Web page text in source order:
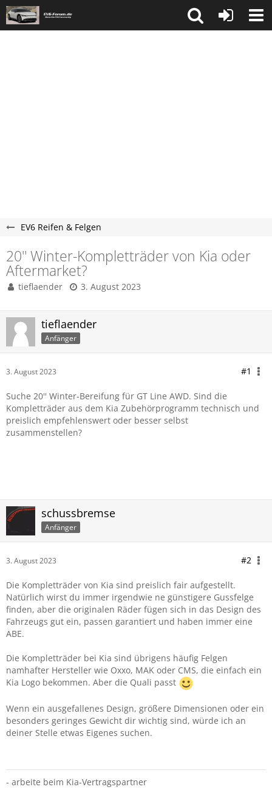
EV6 Reifen & Felgen
20'' Winter-Kompletträder von Kia oder
Aftermarket?
tieflaender 3. August 2023
tieflaender
Anfänger
3. August 2023 #1
Suche 20'' Winter-Bereifung für GT Line AWD. Sind die
Kompletträder aus dem Kia Zubehörprogramm technisch und
preislich empfehlenswert oder besser selbst
zusammenstellen?
schussbremse
Anfänger
3. August 2023 #2
Die Kompletträder von Kia sind preislich fair aufgestellt.
Natürlich wirst du immer irgendwie ne günstigere Gussfelge
finden, aber die originalen Räder fügen sich in das Design des
Fahrzeugs gut ein, passen garantiert und haben immer eine
ABE.
Die Kompletträder bei Kia sind übrigens häufig Felgen
namhafter Hersteller wie Oxxo, MAK oder CMS, die einfach ein
Kia Logo bekommen. Aber die Quali passt
Wenn ein ausgefallenes Design, größere Dimensionen oder ein
besonders geringes Gewicht dir wichtig sind, würde ich an
deiner Stelle etwas Eigenes suchen.
- arbeite beim Kia-Vertragspartner